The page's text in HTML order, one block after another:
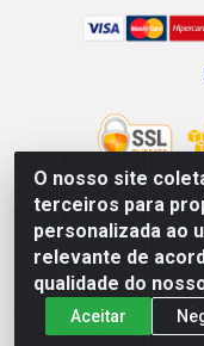
O nosso site
terceiros para
personalizada ao
relevante de
qualidade do
Aceitar
Leão Equipamentos
100 - Loteamento